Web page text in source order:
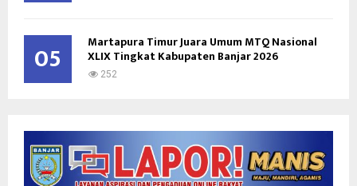
05 Martapura Timur Juara Umum MTQ Nasional
XLIX Tingkat Kabupaten Banjar 2026
252